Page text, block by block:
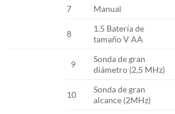
7
Manual
8
1.5 Batería de
tamaño V AA
9
Sonda de gran
diámetro (2,5 MHz)
10
Sonda de gran
alcance (2MHz)